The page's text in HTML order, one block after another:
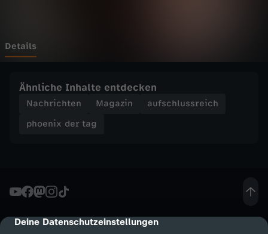
cmp-dialog-description
Deine Datenschutzeinstellungen
g
C
n
a
Details
Ähnliche Inhalte entdecken
Nachrichten Magazin
aufschlussreich
phoenix der tag